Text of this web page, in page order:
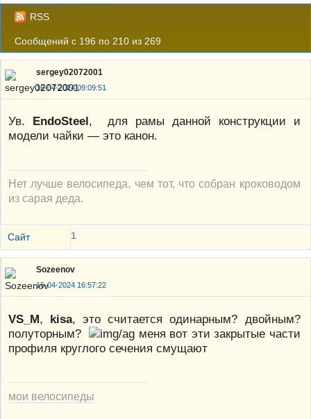
RSS
Сообщений с 196 по 210 из 269
sergey02072001
16-04-2024 09:09:51
Ув. EndoSteel, для рамы данной конструкции и
модели чайки — это канон.
Нет лучше велосипеда, чем тот, что собран кроководом
из сарая деда.
Сайт 1
Sozeenov
16-04-2024 16:57:22
VS_M, kisa, это считается одинарным? двойным?
полуторным?
меня вот эти закрытые части
профиля круглого сечения смущают
мои велосипеды